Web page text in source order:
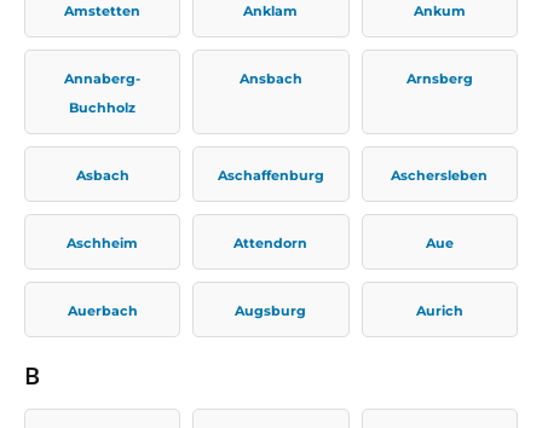
Amstetten Anklam Ankum
Annaberg-
Buchholz
Ansbach Arnsberg
Asbach Aschaffenburg Aschersleben
Aschheim Attendorn Aue
Auerbach Augsburg Aurich
B